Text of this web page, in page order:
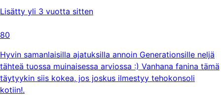
Lisätty yli 3 vuotta sitten
80
Hyvin samanlaisilla ajatuksilla annoin Generationsille neljä
tähteä tuossa muinaisessa arviossa :) Vanhana fanina tämä
täytyykin siis kokea, jos joskus ilmestyy tehokonsoli
kotiin!.